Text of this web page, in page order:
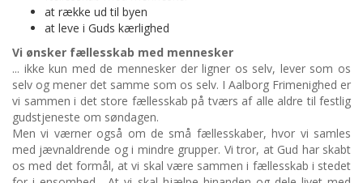
at række ud til byen
at leve i Guds kærlighed
Vi ønsker fællesskab med mennesker
... ikke kun med de mennesker der ligner os selv, lever som os
selv og mener det samme som os selv. I Aalborg Frimenighed er
vi sammen i det store fællesskab på tværs af alle aldre til festlig
gudstjeneste om søndagen.
Men vi værner også om de små fællesskaber, hvor vi samles
med jævnaldrende og i mindre grupper. Vi tror, at Gud har skabt
os med det formål, at vi skal være sammen i fællesskab i stedet